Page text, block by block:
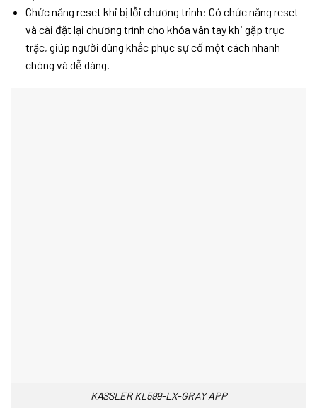
Chức năng reset khi bị lỗi chương trình: Có chức năng reset
và cài đặt lại chương trình cho khóa vân tay khi gặp trục
trặc, giúp người dùng khắc phục sự cố một cách nhanh
chóng và dễ dàng.
KASSLER KL599-LX-GRAY APP